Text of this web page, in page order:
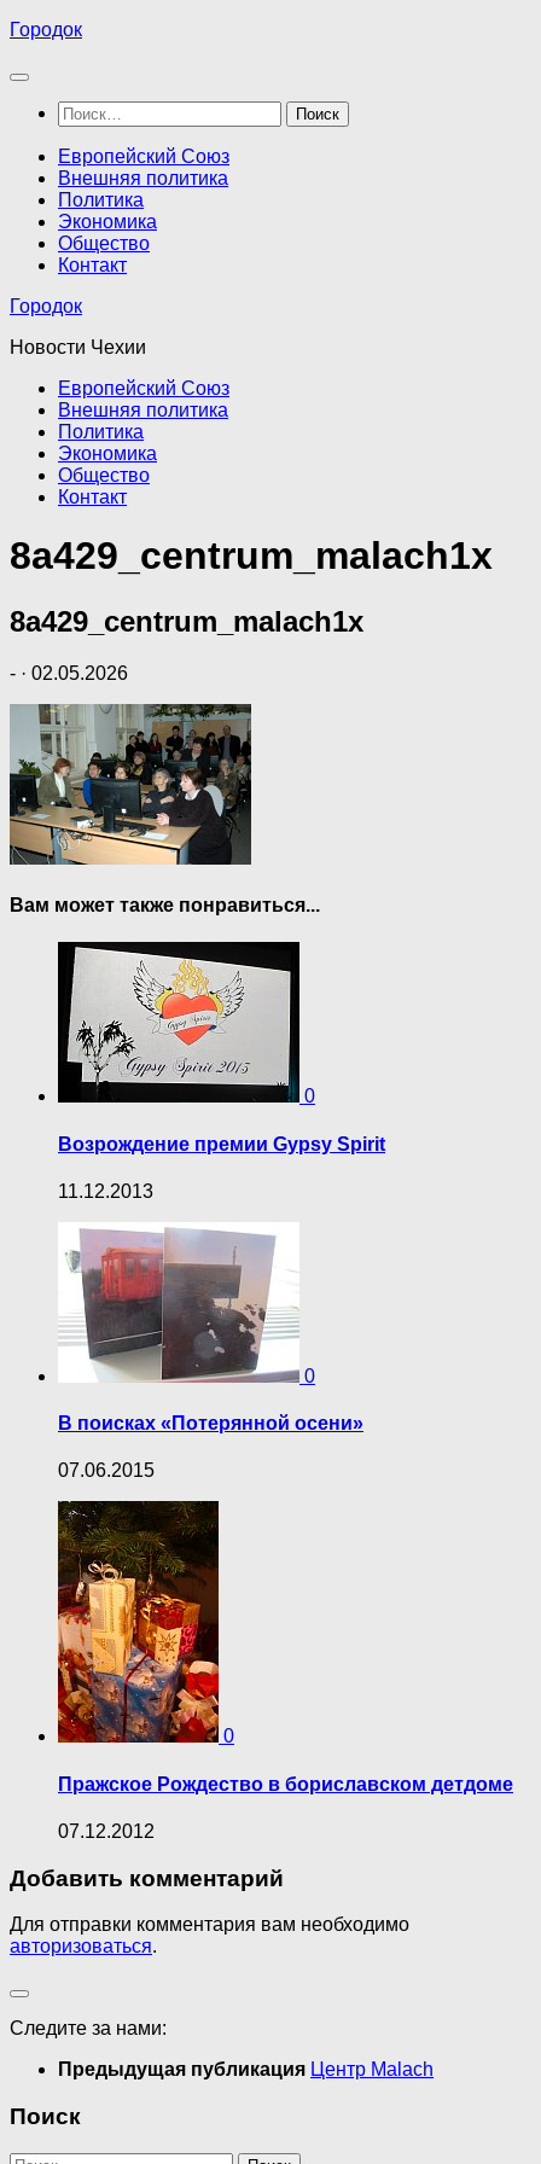
Перейти
содержимому
Городок
Найти:
Европейский Союз
Внешняя политика
Политика
Экономика
Общество
Контакт
Городок
Новости Чехии
Европейский Союз
Внешняя политика
Политика
Экономика
Общество
Контакт
8a429_centrum_malach1x
8a429_centrum_malach1x
- · 02.05.2026
Вам может также понравиться...
0
Возрождение премии Gypsy Spirit
11.12.2013
0
В поисках «Потерянной осени»
07.06.2015
0
Пражское Рождество в бориславском детдоме
07.12.2012
Добавить комментарий
Для отправки комментария вам необходимо
авторизоваться.
Следите за нами:
Предыдущая публикация Центр Malach
Поиск